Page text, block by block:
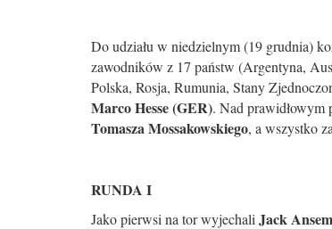
Do udziału w niedzielnym (19 grudnia)
zawodników z 17 państw (Argentyna,
Polska, Rosja, Rumunia, Stany
Marco Hesse (GER). Nad prawidłowym
Tomasza Mossakowskiego, a wszystko
RUNDA I
Jako pierwsi na tor wyjechali Jack